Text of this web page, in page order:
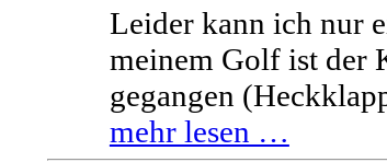
Leider kann ich nur
meinem Golf ist der
gegangen
mehr lesen …